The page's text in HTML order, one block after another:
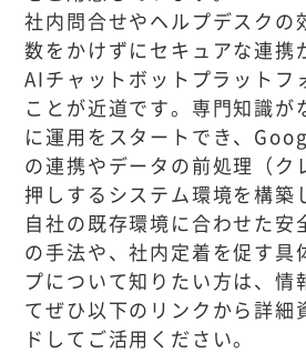
社内問合せやヘルプデスクの
数をかけずにセキュアな連携
AIチャットボットプラットフ
ことが近道です。専門知識が
に運用をスタートでき、
の連携やデータの前処理（ク
押しするシステム環境を構築
自社の既存環境に合わせた
の手法や、社内定着を促す具
プについて知りたい方は、情
てぜひ以下のリンクから詳細
ドしてご活用ください。